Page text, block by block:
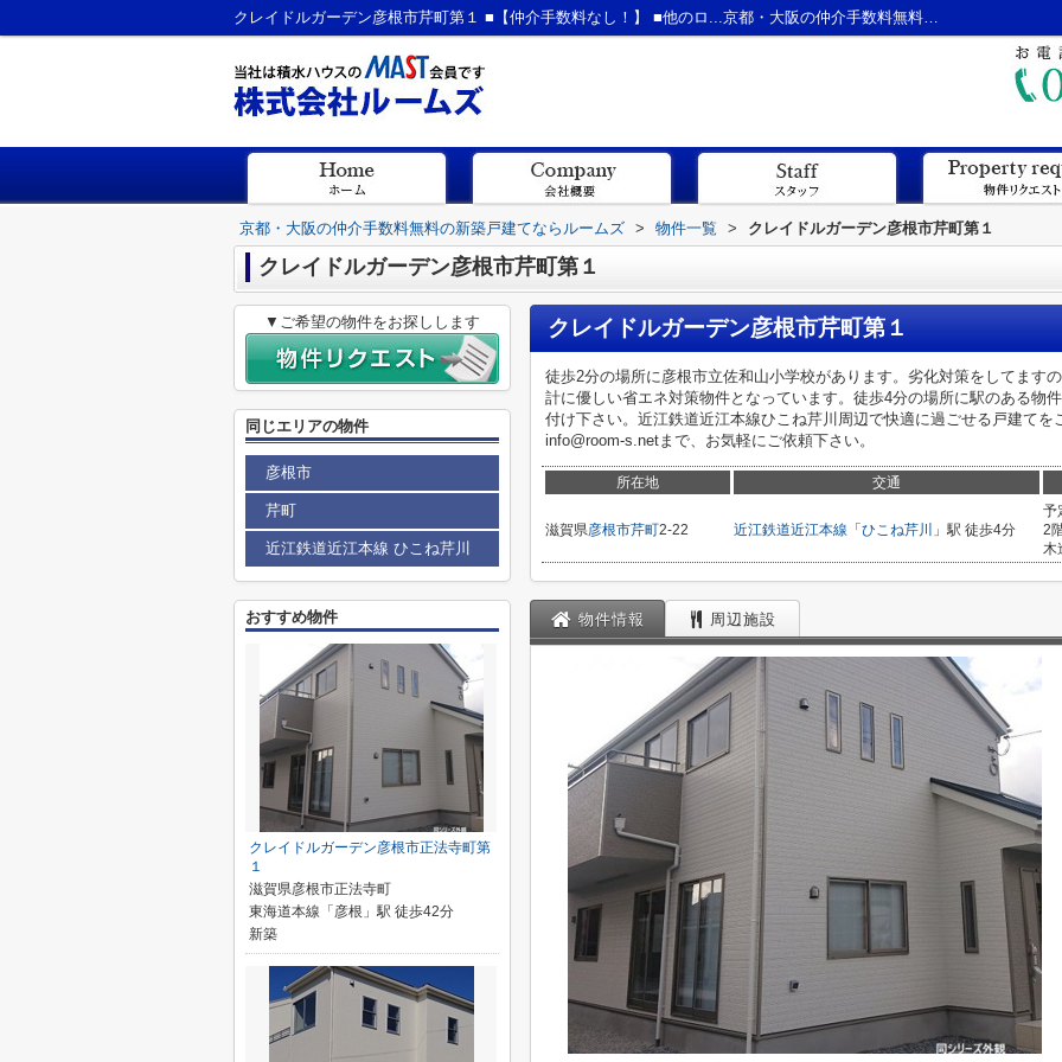
クレイドルガーデン彦根市芹町第１ ■【仲介手数料なし！】 ■他のロ...京都・大阪の仲介手数料無料の新築戸建てならルームズ
京都・大阪の仲介手数料無料の新築戸建てならルームズ > 物件一覧 > クレイドルガーデン彦根市芹町第１
クレイドルガーデン彦根市芹町第１
クレイドルガーデン彦根市芹町第１
徒歩2分の場所に彦根市立佐和山小学校があります。劣化対策をしてます
計に優しい省エネ対策物件となっています。徒歩4分の場所に駅のある物
付け下さい。近江鉄道近江本線ひこね芹川周辺で快適に過ごせる戸建てを
info@room-s.netまで、お気軽にご依頼下さい。
所在地 交通
滋賀県彦根市芹町2-22 近江鉄道近江本線 「 ひこね芹川 」駅 徒歩4分
予
2
木
物件情報 周辺施設
▼ご希望の物件をお探しします
同じエリアの物件
彦根市
芹町
近江鉄道近江本線 ひこね芹川
おすすめ物件
クレイドルガーデン彦根市正法寺町第
１
滋賀県彦根市正法寺町
東海道本線「彦根」駅 徒歩42分
新築